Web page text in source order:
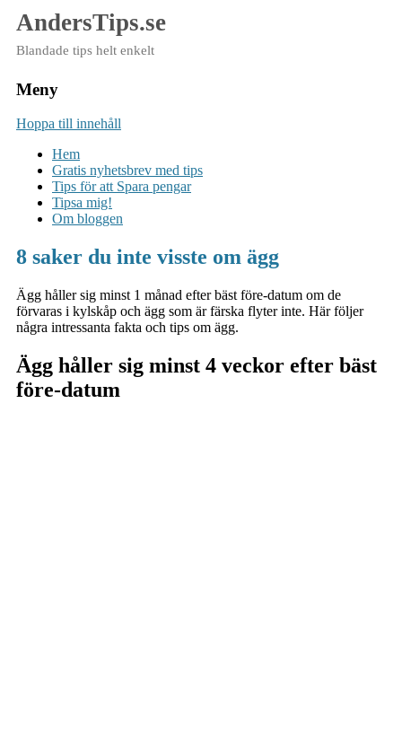
AndersTips.se
Blandade tips helt enkelt
Meny
Hoppa till innehåll
Hem
Gratis nyhetsbrev med tips
Tips för att Spara pengar
Tipsa mig!
Om bloggen
8 saker du inte visste om ägg
Ägg håller sig minst 1 månad efter bäst före-datum om de
förvaras i kylskåp och ägg som är färska flyter inte. Här följer
några intressanta fakta och tips om ägg.
Ägg håller sig minst 4 veckor efter bäst
före-datum